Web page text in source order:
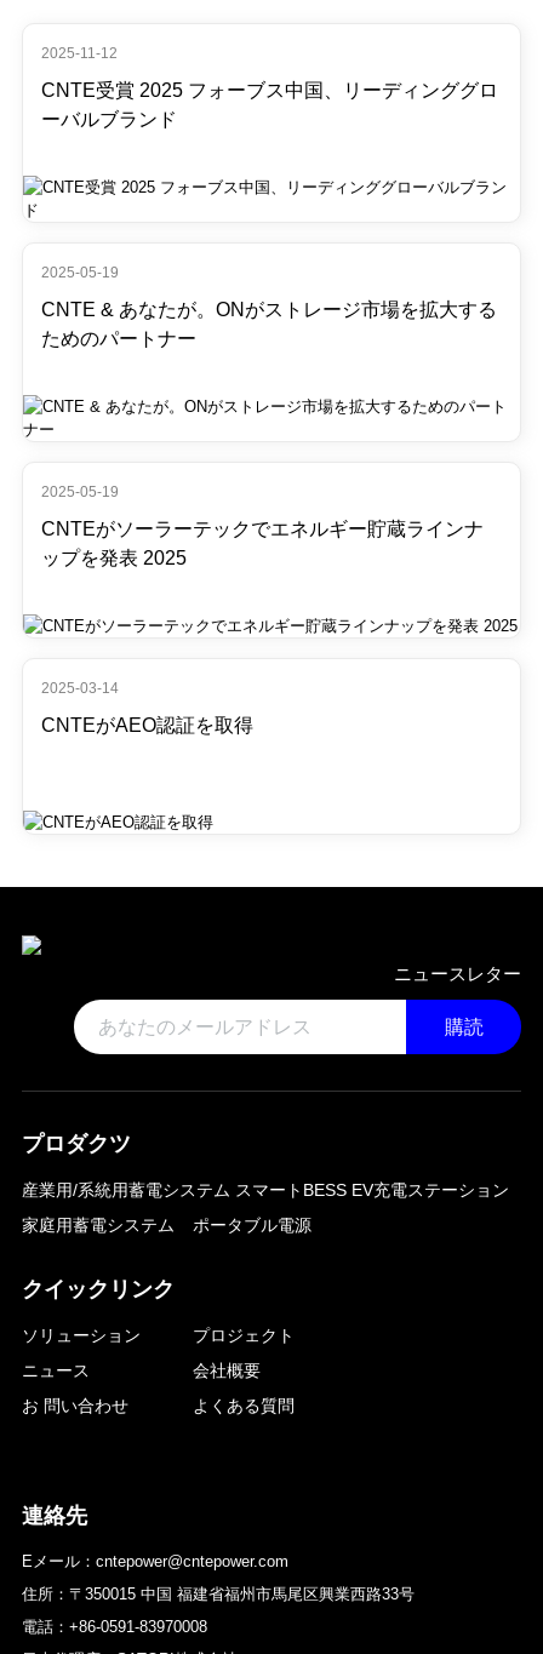
2025-11-12
CNTE受賞 2025 フォーブス中国、リーディンググロ
ーバルブランド
2025-05-19
CNTE & あなたが。ONがストレージ市場を拡大する
ためのパートナー
2025-05-19
CNTEがソーラーテックでエネルギー貯蔵ラインナ
ップを発表 2025
2025-03-14
CNTEがAEO認証を取得
ニュースレター
購読
プロダクツ
産業用/系統用蓄電システム スマートBESS EV充電ステーション
家庭用蓄電システム
ポータブル電源
クイックリンク
ソリューション
プロジェクト
ニュース
会社概要
お 問い合わせ
よくある質問
連絡先
Eメール：cntepower@cntepower.com
住所：〒350015 中国 福建省福州市馬尾区興業西路33号
電話：+86-0591-83970008